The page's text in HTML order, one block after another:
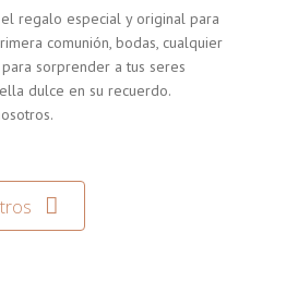
regalo especial y original para
comunión, bodas, cualquier
sorprender a tus seres
dulce en su recuerdo.